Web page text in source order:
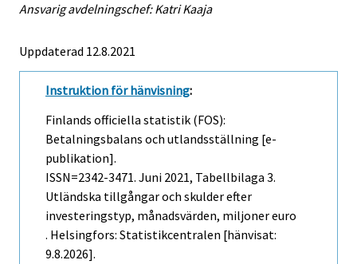
Ansvarig avdelningschef: Katri Kaaja
Uppdaterad 12.8.2021
Instruktion för hänvisning:
Finlands officiella statistik (FOS):
Betalningsbalans och utlandsställning [e-
publikation].
ISSN=2342-3471. Juni 2021, Tabellbilaga 3.
Utländska tillgångar och skulder efter
investeringstyp, månadsvärden, miljoner euro
. Helsingfors: Statistikcentralen [hänvisat:
9.8.2026].